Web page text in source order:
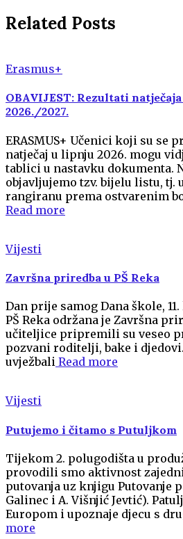
Related Posts
Erasmus+
OBAVIJEST: Rezultati
2026./2027.
ERASMUS+ Učenici koji su se
natječaj u lipnju 2026. mogu
tablici u nastavku dokumenta.
objavljujemo tzv. bijelu listu, tj.
rangiranu prema ostvarenim
Read more
Vijesti
Završna priredba u PŠ Reka
Dan prije samog Dana škole,
PŠ Reka održana je Završna
učiteljice pripremili su veseo
pozvani roditelji, bake i
uvježbali Read more
Vijesti
Putujemo i čitamo s Putuljkom
Tijekom 2. polugodišta u
provodili smo aktivnost
putovanja uz knjigu Putovanje
Galinec i A. Višnjić Jevtić).
Europom i upoznaje djecu s
more